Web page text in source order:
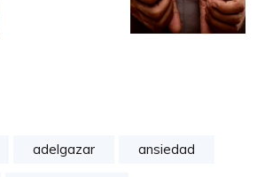
adelgazar ansiedad